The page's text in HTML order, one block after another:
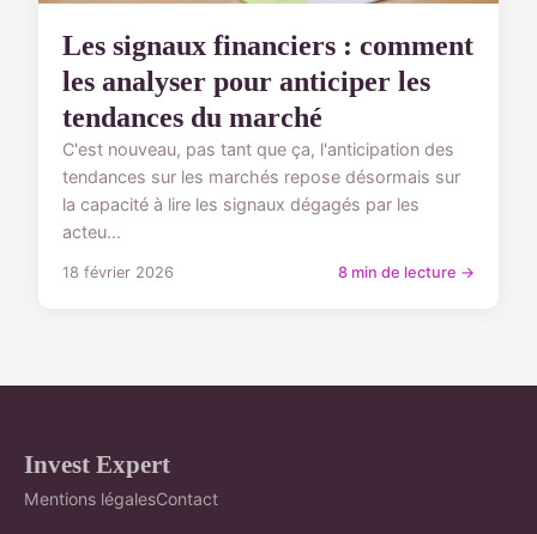
Les signaux financiers : comment
les analyser pour anticiper les
tendances du marché
C'est nouveau, pas tant que ça, l'anticipation des
tendances sur les marchés repose désormais sur
la capacité à lire les signaux dégagés par les
acteu...
18 février 2026 8 min de lecture →
Invest Expert
Mentions légalesContact